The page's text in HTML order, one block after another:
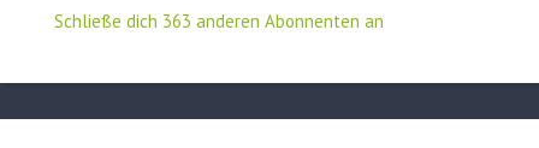
Schließe dich 363 anderen Abonnenten an